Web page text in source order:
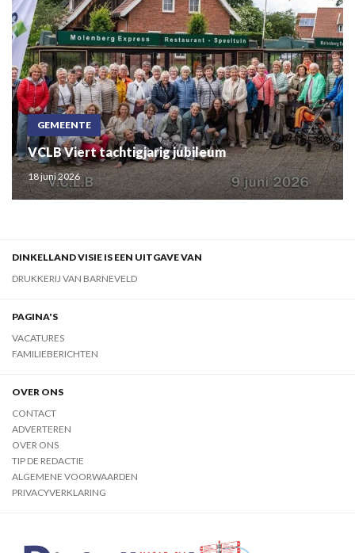
GEMEENTE
VCLB Viert tachtigjarig jubileum
18 juni 2026
DINKELLAND VISIE IS EEN UITGAVE VAN
DRUKKERIJ VAN BARNEVELD
PAGINA'S
VACATURES
FAMILIEBERICHTEN
OVER ONS
CONTACT
ADVERTEREN
OVER ONS
TIP DE REDACTIE
ALGEMENE VOORWAARDEN
PRIVACYVERKLARING